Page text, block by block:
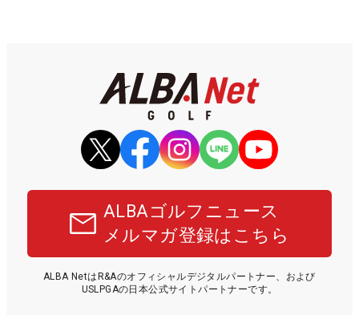
ALBAゴルフニュース
メルマガ登録はこちら
ALBA NetはR&Aのオフィシャルデジタルパートナー、および
USLPGAの日本公式サイトパートナーです。